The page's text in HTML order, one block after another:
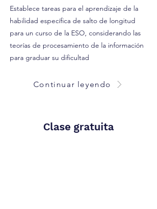
Establece tareas para el aprendizaje de la
habilidad específica de salto de longitud
para un curso de la ESO, considerando las
teorías de procesamiento de la información
para graduar su dificultad
Continuar leyendo
Clase gratuita